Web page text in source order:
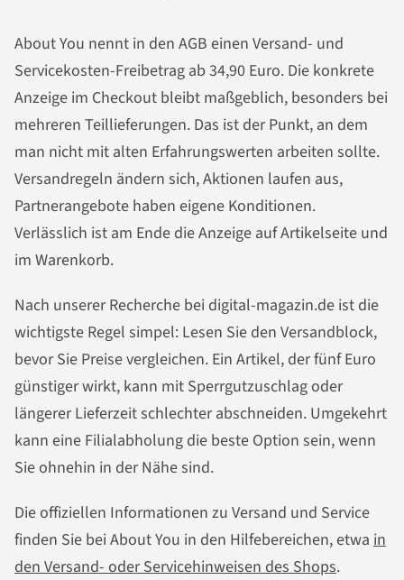
About You nennt in den AGB einen Versand- und
Servicekosten-Freibetrag ab 34,90 Euro. Die konkrete
Anzeige im Checkout bleibt maßgeblich, besonders bei
mehreren Teillieferungen. Das ist der Punkt, an dem
man nicht mit alten Erfahrungswerten arbeiten sollte.
Versandregeln ändern sich, Aktionen laufen aus,
Partnerangebote haben eigene Konditionen.
Verlässlich ist am Ende die Anzeige auf Artikelseite und
im Warenkorb.
Nach unserer Recherche bei digital-magazin.de ist die
wichtigste Regel simpel: Lesen Sie den Versandblock,
bevor Sie Preise vergleichen. Ein Artikel, der fünf Euro
günstiger wirkt, kann mit Sperrgutzuschlag oder
längerer Lieferzeit schlechter abschneiden. Umgekehrt
kann eine Filialabholung die beste Option sein, wenn
Sie ohnehin in der Nähe sind.
Die offiziellen Informationen zu Versand und Service
finden Sie bei About You in den Hilfebereichen, etwa in
den Versand- oder Servicehinweisen des Shops.